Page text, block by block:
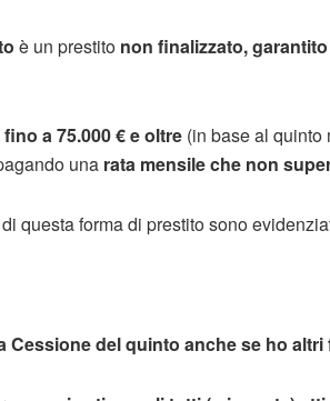
è un prestito non finalizzato,
fino a 75.000 € e oltre (in base al quinto
una rata mensile che non
questa forma di prestito sono
Cessione del quinto anche se ho